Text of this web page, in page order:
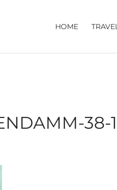
HOME TRAVEL
38-1